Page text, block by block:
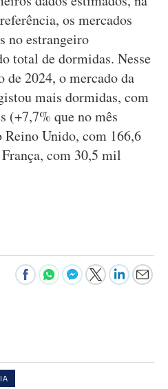
os mercados
no estrangeiro
total de dormidas. Nesse
de 2024, o mercado da
mais dormidas, com
(+7,7% que no mês
Unido, com 166,6
com 30,5 mil